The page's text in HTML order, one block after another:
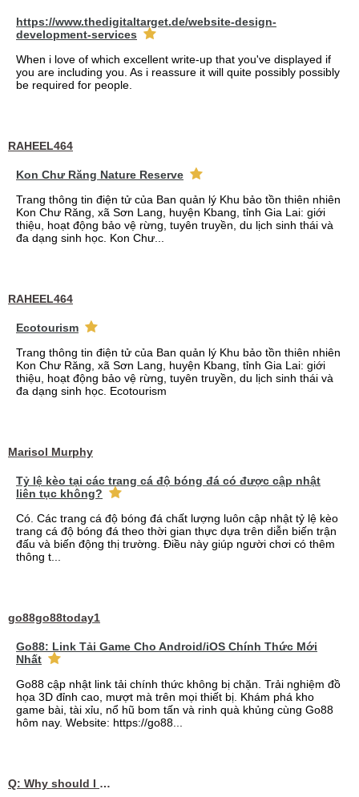
https://www.thedigitaltarget.de/website-design-
development-services
When i love of which excellent write-up that you've displayed if
you are including you. As i reassure it will quite possibly possibly
be required for people.
RAHEEL464
Kon Chư Răng Nature Reserve
Trang thông tin điện tử của Ban quản lý Khu bảo tồn thiên nhiên
Kon Chư Răng, xã Sơn Lang, huyện Kbang, tỉnh Gia Lai: giới
thiệu, hoạt động bảo vệ rừng, tuyên truyền, du lịch sinh thái và
đa dạng sinh học. Kon Chư...
RAHEEL464
Ecotourism
Trang thông tin điện tử của Ban quản lý Khu bảo tồn thiên nhiên
Kon Chư Răng, xã Sơn Lang, huyện Kbang, tỉnh Gia Lai: giới
thiệu, hoạt động bảo vệ rừng, tuyên truyền, du lịch sinh thái và
đa dạng sinh học. Ecotourism
Marisol Murphy
Tỷ lệ kèo tại các trang cá độ bóng đá có được cập nhật
liên tục không?
Có. Các trang cá độ bóng đá chất lượng luôn cập nhật tỷ lệ kèo
trang cá độ bóng đá theo thời gian thực dựa trên diễn biến trận
đấu và biến động thị trường. Điều này giúp người chơi có thêm
thông t...
go88go88today1
Go88: Link Tải Game Cho Android/iOS Chính Thức Mới
Nhất
Go88 cập nhật link tải chính thức không bị chặn. Trải nghiệm đồ
họa 3D đỉnh cao, mượt mà trên mọi thiết bị. Khám phá kho
game bài, tài xỉu, nổ hũ bom tấn và rinh quà khủng cùng Go88
hôm nay. Website: https://go88...
Q: Why should I choose affordable handyman movers in Dubai for my relocation and maintenance needs?